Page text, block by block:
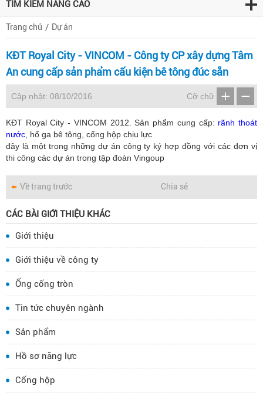
TÌM KIẾM NÂNG CAO
Trang chủ Dự án
KĐT Royal City - VINCOM - Công ty CP xây dựng Tâm
An cung cấp sản phẩm cấu kiện bê tông đúc sẵn
Cập nhật: 08/10/2016 Cỡ chữ
KĐT Royal City - VINCOM 2012. Sản phẩm cung cấp: rãnh thoát
nước , hố ga bê tông, cống hộp chịu lực
đây là một trong những dự án công ty ký hợp đồng với các đơn vị
thi công các dự án trong tập đoàn Vingoup
Về trang trước Chia sẻ
CÁC BÀI GIỚI THIỆU KHÁC
Giới thiệu
Giới thiệu về công ty
Ống cống tròn
Tin tức chuyên ngành
Sản phẩm
Hồ sơ năng lực
Cống hộp